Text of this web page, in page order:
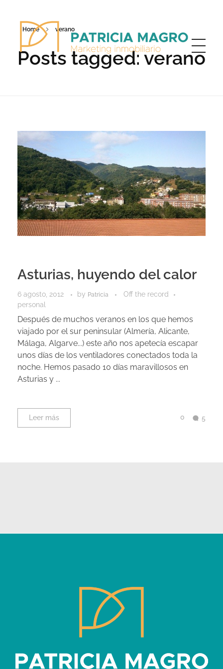
Home verano
Posts tagged: verano
Asturias, huyendo del calor
6 agosto, 2012 by Patricia
Off the record
personal
Después de muchos veranos en los que hemos
viajado por el sur peninsular (Almería, Alicante,
Málaga, Algarve...) este año nos apetecía escapar
unos días de los ventiladores conectados toda la
noche. Hemos pasado 10 días maravillosos en
Asturias y ...
Leer más 0 5